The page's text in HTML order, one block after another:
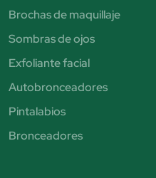
Brochas de maquillaje
Sombras de ojos
Exfoliante facial
Autobronceadores
Pintalabios
Bronceadores